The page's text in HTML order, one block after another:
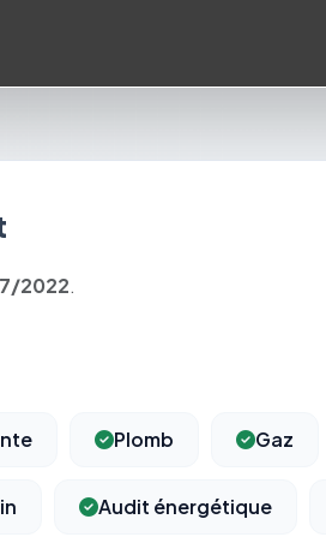
2022.
Plomb Gaz
Audit énergétique